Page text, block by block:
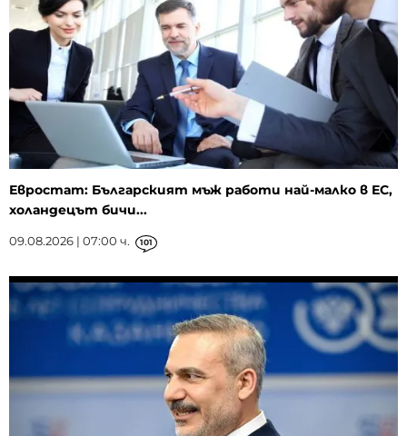
Евростат: Българският мъж работи най-малко в ЕС,
холандецът бичи...
09.08.2026 | 07:00 ч. 101